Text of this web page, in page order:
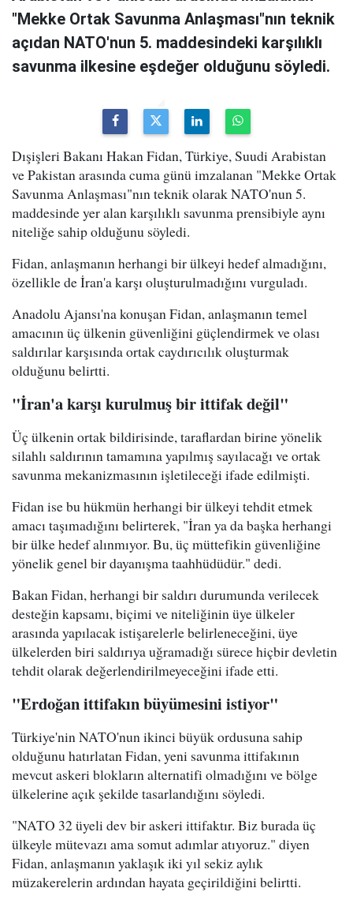
"Mekke Ortak Savunma Anlaşması"nın teknik
açıdan NATO'nun 5. maddesindeki karşılıklı
savunma ilkesine eşdeğer olduğunu söyledi.
Dışişleri Bakanı Hakan Fidan, Türkiye, Suudi Arabistan
ve Pakistan arasında cuma günü imzalanan "Mekke Ortak
Savunma Anlaşması"nın teknik olarak NATO'nun 5.
maddesinde yer alan karşılıklı savunma prensibiyle aynı
niteliğe sahip olduğunu söyledi.
Fidan, anlaşmanın herhangi bir ülkeyi hedef almadığını,
özellikle de İran'a karşı oluşturulmadığını vurguladı.
Anadolu Ajansı'na konuşan Fidan, anlaşmanın temel
amacının üç ülkenin güvenliğini güçlendirmek ve olası
saldırılar karşısında ortak caydırıcılık oluşturmak
olduğunu belirtti.
"İran'a karşı kurulmuş bir ittifak değil"
Üç ülkenin ortak bildirisinde, taraflardan birine yönelik
silahlı saldırının tamamına yapılmış sayılacağı ve ortak
savunma mekanizmasının işletileceği ifade edilmişti.
Fidan ise bu hükmün herhangi bir ülkeyi tehdit etmek
amacı taşımadığını belirterek, "İran ya da başka herhangi
bir ülke hedef alınmıyor. Bu, üç müttefikin güvenliğine
yönelik genel bir dayanışma taahhüdüdür." dedi.
Bakan Fidan, herhangi bir saldırı durumunda verilecek
desteğin kapsamı, biçimi ve niteliğinin üye ülkeler
arasında yapılacak istişarelerle belirleneceğini, üye
ülkelerden biri saldırıya uğramadığı sürece hiçbir devletin
tehdit olarak değerlendirilmeyeceğini ifade etti.
"Erdoğan ittifakın büyümesini istiyor"
Türkiye'nin NATO'nun ikinci büyük ordusuna sahip
olduğunu hatırlatan Fidan, yeni savunma ittifakının
mevcut askeri blokların alternatifi olmadığını ve bölge
ülkelerine açık şekilde tasarlandığını söyledi.
"NATO 32 üyeli dev bir askeri ittifaktır. Biz burada üç
ülkeyle mütevazı ama somut adımlar atıyoruz." diyen
Fidan, anlaşmanın yaklaşık iki yıl sekiz aylık
müzakerelerin ardından hayata geçirildiğini belirtti.